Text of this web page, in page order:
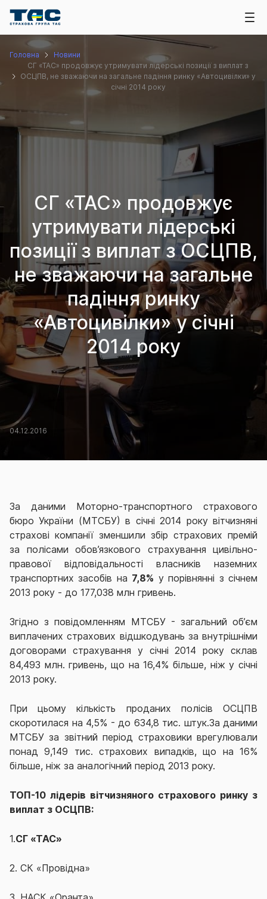
Головна
Новини
СГ «ТАС» продовжує утримувати лідерські позиції з виплат з
ОСЦПВ, не зважаючи на загальне падіння ринку «Автоцивілки» у
січні 2014 року
СГ «ТАС» продовжує
утримувати лідерські
позиції з виплат з ОСЦПВ,
не зважаючи на загальне
падіння ринку
«Автоцивілки» у січні
2014 року
04.12.2016
За даними Моторно-транспортного страхового
бюро України (МТСБУ) в січні 2014 року вітчизняні
страхові компанії зменшили збір страхових премій
за полісами обов’язкового страхування цивільно-
правової відповідальності власників наземних
транспортних засобів на 7,8% у порівнянні з січнем
2013 року - до 177,038 млн гривень.
Згідно з повідомленням МТСБУ - загальний об’єм
виплачених страхових відшкодувань за внутрішніми
договорами страхування у січні 2014 року склав
84,493 млн. гривень, що на 16,4% більше, ніж у січні
2013 року.
При цьому кількість проданих полісів ОСЦПВ
скоротилася на 4,5% - до 634,8 тис. штук.За даними
МТСБУ за звітний період страховики врегулювали
понад 9,149 тис. страхових випадків, що на 16%
більше, ніж за аналогічний період 2013 року.
ТОП-10 лідерів вітчизняного страхового ринку з
виплат з ОСЦПВ:
1.СГ «ТАС»
2. СК «Провідна»